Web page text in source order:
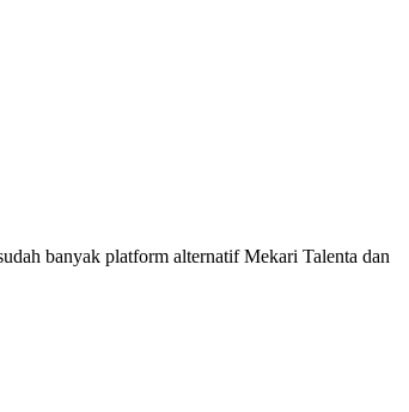
banyak platform alternatif Mekari Talenta dan